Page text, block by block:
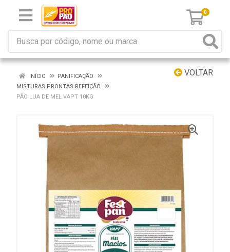
0
VOLTAR
INÍCIO
PANIFICAÇÃO
MISTURAS PRONTAS REFEIÇÃO
PÃO LUA DE MEL VAPT 10KG